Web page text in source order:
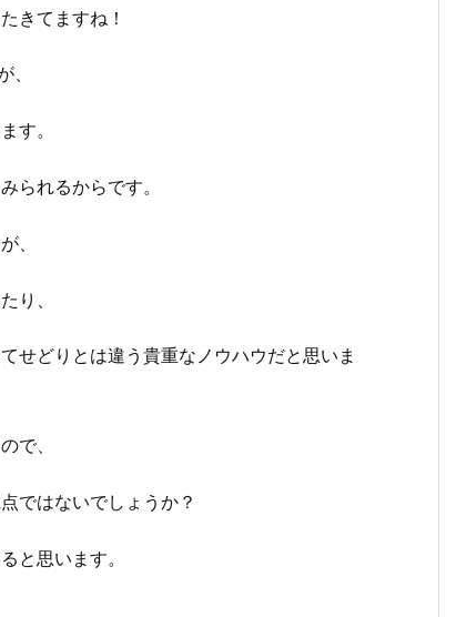
きてますね！
、
す。
られるからです。
、
り、
せどりとは違う貴重なノウハウだと思いま
で、
ではないでしょうか？
と思います。